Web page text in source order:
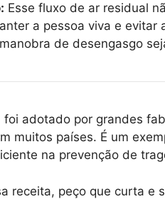
Esse fluxo de ar residual
a pessoa viva e
de desengasgo
foi adotado por grandes
muitos países. É um
na prevenção de
receita, peço que curta e